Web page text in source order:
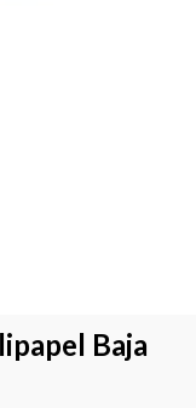
Baja